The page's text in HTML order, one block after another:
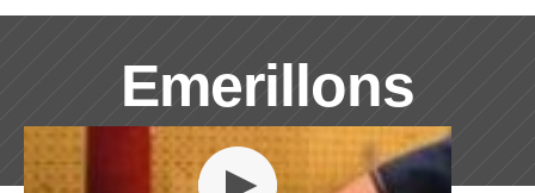
Emerillons